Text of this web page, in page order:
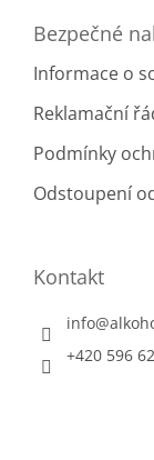
Bezpečné
Informace o
Reklamační
Podmínky
Odstoupení
Kontakt
info@
+420 596